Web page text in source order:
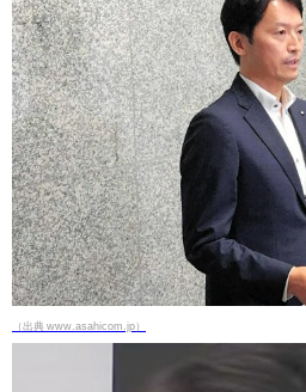
（出典 www.asahicom.jp）